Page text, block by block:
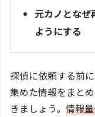
元カノとなぜ
ようにする
探偵に依頼する前
集めた情報をまと
きましょう。 情報